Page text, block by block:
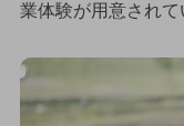
業体験が用意されて